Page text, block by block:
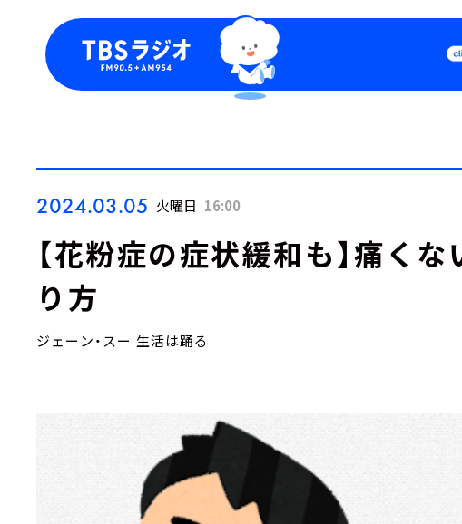
Podcast
2024.03.05 火曜日 16:00
【花粉症の症状緩和も】痛くな
り方
ジェーン・スー 生活は踊る